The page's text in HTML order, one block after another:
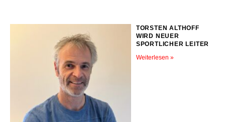
TORSTEN ALTHOFF
WIRD NEUER
SPORTLICHER LEITER
Weiterlesen »